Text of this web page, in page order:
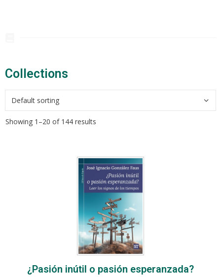
Collections​
Showing 1–20 of 144 results
¿Pasión inútil o pasión esperanzada?